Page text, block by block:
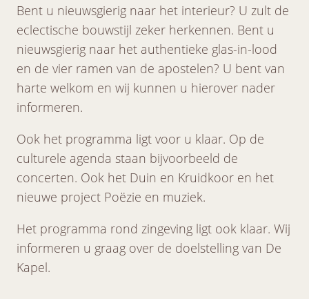
Bent u nieuwsgierig naar het interieur? U zult de
eclectische bouwstijl zeker herkennen. Bent u
nieuwsgierig naar het authentieke glas-in-lood
en de vier ramen van de apostelen? U bent van
harte welkom en wij kunnen u hierover nader
informeren.
Ook het programma ligt voor u klaar. Op de
culturele agenda staan bijvoorbeeld de
concerten. Ook het Duin en Kruidkoor en het
nieuwe project Poëzie en muziek.
Het programma rond zingeving ligt ook klaar. Wij
informeren u graag over de doelstelling van De
Kapel.